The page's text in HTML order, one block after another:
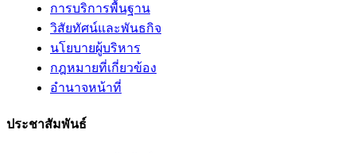
การบริการพื้นฐาน
วิสัยทัศน์และพันธกิจ
นโยบายผู้บริหาร
กฎหมายที่เกี่ยวข้อง
อํานาจหน้าที่
ประชาสัมพันธ์